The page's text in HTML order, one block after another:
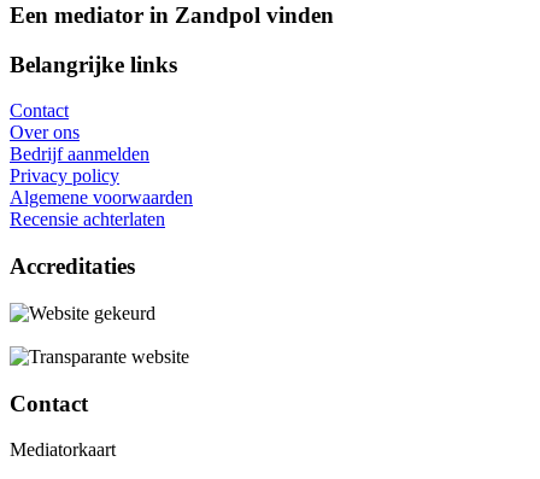
Een mediator in Zandpol vinden
Belangrijke links
Contact
Over ons
Bedrijf aanmelden
Privacy policy
Algemene voorwaarden
Recensie achterlaten
Accreditaties
Contact
Mediatorkaart